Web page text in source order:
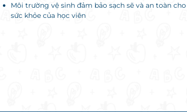
Môi trường vệ sinh đảm bảo sạch sẽ và an toàn cho
sức khỏe của học viên